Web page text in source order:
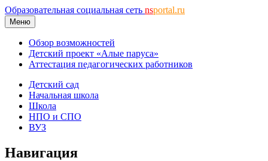
Образовательная социальная сеть nsportal.ru
Меню
Обзор возможностей
Детский проект «Алые паруса»
Аттестация педагогических работников
Детский сад
Начальная школа
Школа
НПО и СПО
ВУЗ
Навигация